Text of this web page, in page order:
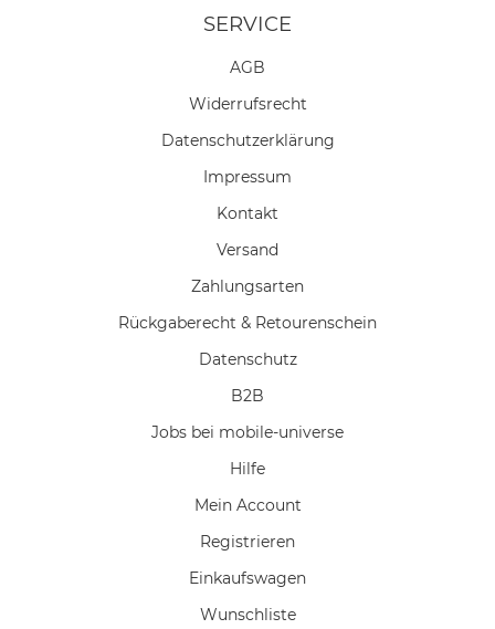
SERVICE
AGB
Widerrufs­recht
Daten­schutz­erklärung
Impressum
Kontakt
Versand
Zahlungsarten
Rückgaberecht & Retourenschein
Datenschutz
B2B
Jobs bei mobile-universe
Hilfe
Mein Account
Registrieren
Einkaufswagen
Wunschliste